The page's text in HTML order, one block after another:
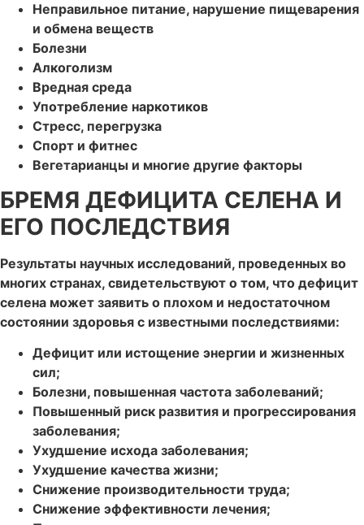
Неправильное питание, нарушение пищеварения
и обмена веществ
Болезни
Алкоголизм
Вредная среда
Употребление наркотиков
Стресс, перегрузка
Спорт и фитнес
Вегетарианцы и многие другие факторы
БРЕМЯ ДЕФИЦИТА СЕЛЕНА И
ЕГО ПОСЛЕДСТВИЯ
Результаты научных исследований, проведенных во
многих странах, свидетельствуют о том, что дефицит
селена может заявить о плохом и недостаточном
состоянии здоровья с известными последствиями:
Дефицит или истощение энергии и жизненных
сил;
Болезни, повышенная частота заболеваний;
Повышенный риск развития и прогрессирования
заболевания;
Ухудшение исхода заболевания;
Ухудшение качества жизни;
Снижение производительности труда;
Снижение эффективности лечения;